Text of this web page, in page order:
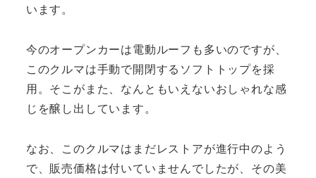
います。
今のオープンカーは電動ルーフも多いのですが、
このクルマは手動で開閉するソフトトップを採
用。そこがまた、なんともいえないおしゃれな感
じを醸し出しています。
なお、このクルマはまだレストアが進行中のよう
で、販売価格は付いていませんでしたが、その美